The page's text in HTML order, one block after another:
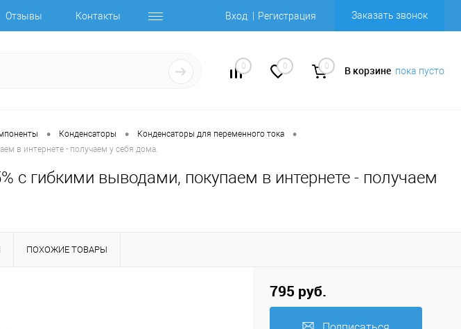
Отзывы Контакты Вход Регистрация Заказать звонок
0 0 0 В корзине пока пусто
• Конденсаторы • Конденсаторы для переменного тока •
в интернете - получаем у себя дома.
с гибкими выводами, покупаем в интернете - получаем
ПОХОЖИЕ ТОВАРЫ
795 руб.